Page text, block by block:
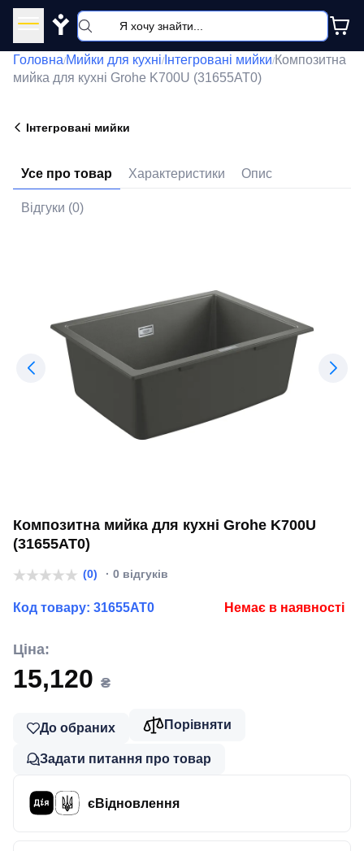
Y
Головна/Мийки для кухні/ Інтегровані мийки/Композитна
мийка для кухні Grohe K700U (31655AT0)
Інтегровані мийки
Усе про товар Характеристики Опис
Відгуки (0)
Композитна мийка для кухні Grohe K700U
(31655AT0)
(0) · 0 відгуків
Код товару: 31655AT0 Немає в наявності
Ціна:
15,120 ₴
До обраних Порівняти
Задати питання про товар
єВідновлення